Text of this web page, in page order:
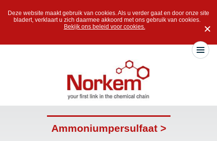
Deze website maakt gebruik van cookies. Als u verder gaat en door onze site
bladert, verklaart u zich daarmee akkoord met ons gebruik van cookies.
Bekijk ons beleid voor cookies.
✕
Ammoniumpersulfaat >